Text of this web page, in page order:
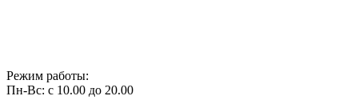
Режим работы:
Пн-Вс: с 10.00 до 20.00